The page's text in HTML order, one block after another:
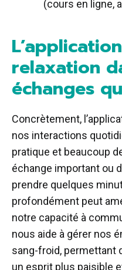
(cours en ligne,
relaxation
échanges
Concrètement,
nos interactions
pratique et beaucoup
échange important ou
prendre quelques
profondément peut
notre capacité à
nous aide à gérer nos
sang-froid, permettant
un esprit plus paisible